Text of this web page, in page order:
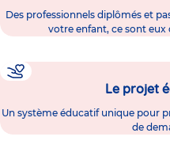
Des professionnels diplômés et
votre enfant, ce sont eux
Le projet
Un système éducatif unique pour
de